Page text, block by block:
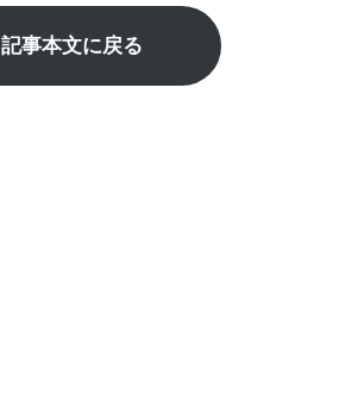
記事本文に戻る